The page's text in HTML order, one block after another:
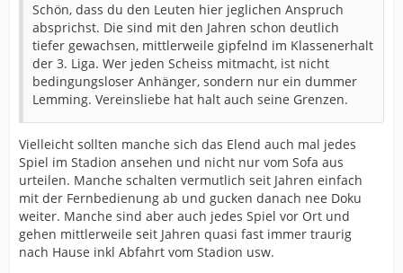
Schön, dass du den Leuten hier jeglichen Anspruch
absprichst. Die sind mit den Jahren schon deutlich
tiefer gewachsen, mittlerweile gipfelnd im Klassenerhalt
der 3. Liga. Wer jeden Scheiss mitmacht, ist nicht
bedingungsloser Anhänger, sondern nur ein dummer
Lemming. Vereinsliebe hat halt auch seine Grenzen.
Vielleicht sollten manche sich das Elend auch mal jedes
Spiel im Stadion ansehen und nicht nur vom Sofa aus
urteilen. Manche schalten vermutlich seit Jahren einfach
mit der Fernbedienung ab und gucken danach nee Doku
weiter. Manche sind aber auch jedes Spiel vor Ort und
gehen mittlerweile seit Jahren quasi fast immer traurig
nach Hause inkl Abfahrt vom Stadion usw.